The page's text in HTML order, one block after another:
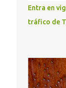
Entra en
tráfico de